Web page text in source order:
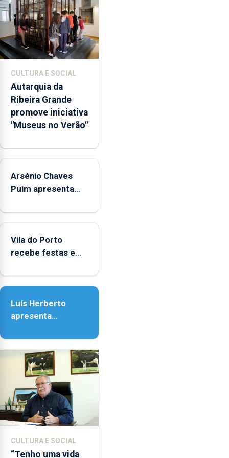
abertura
dos
museus
e
núcleos
integrados
na
Rede
Municipal
de
aos
durante
o
de
entre
as
e
as
18h00.
CULTURA E SOCIAL
Autarquia da
Ribeira Grande
promove iniciativa
"Museus no Verão"
Arsénio Chaves
Puim apresenta
de Vila do Porto
Vila do Porto
recebe festas em
Senhora da
Luís Herberto
apresenta
Paisagem’
CULTURA E SOCIAL
“Tenho uma vida